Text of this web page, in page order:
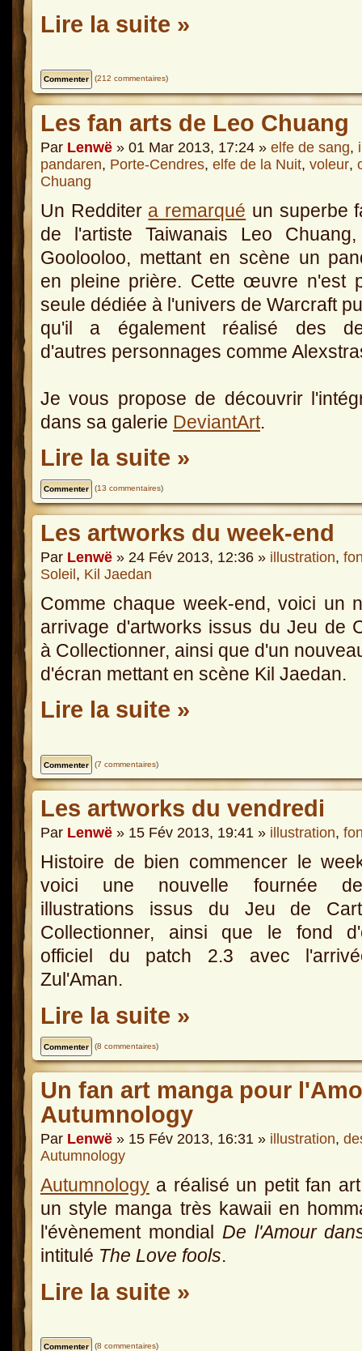
Lire la suite »
(212 commentaires)
Les fan arts de Leo Chuang
Par Lenwë » 01 Mar 2013, 17:24 » elfe de sang,
pandaren, Porte-Cendres, elfe de la Nuit, voleur,
Chuang
Un Redditer a remarqué un superbe
de l'artiste Taiwanais Leo
Goolooloo, mettant en scène un
en pleine prière. Cette œuvre n'est
seule dédiée à l'univers de Warcraft
qu'il a également réalisé des
d'autres personnages comme
Je vous propose de découvrir
dans sa galerie DeviantArt.
Lire la suite »
(13 commentaires)
Les artworks du week-end
Par Lenwë » 24 Fév 2013, 12:36 » illustration,
Soleil, Kil Jaedan
Comme chaque week-end, voici un
arrivage d'artworks issus du Jeu de
à Collectionner, ainsi que d'un
d'écran mettant en scène Kil Jaedan.
Lire la suite »
(7 commentaires)
Les artworks du vendredi
Par Lenwë » 15 Fév 2013, 19:41 » illustration,
Histoire de bien commencer le
voici une nouvelle fournée
illustrations issus du Jeu de
Collectionner, ainsi que le fond
officiel du patch 2.3 avec
Zul'Aman.
Lire la suite »
(8 commentaires)
Un fan art manga pour
Autumnology
Par Lenwë » 15 Fév 2013, 16:31 » illustration,
Autumnology
Autumnology a réalisé un petit fan
un style manga très kawaii en
l'évènement mondial De l'Amour
intitulé The Love fools.
Lire la suite »
(8 commentaires)